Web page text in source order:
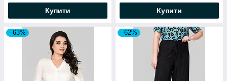
Купити Купити
–63% –62%